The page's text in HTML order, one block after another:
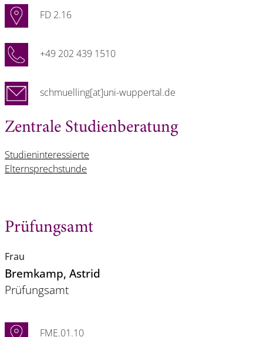
FD 2.16
+49 202 439 1510
schmuelling[at]uni-wuppertal.de
Zentrale Studienberatung
Studieninteressierte
Elternsprechstunde
Prüfungsamt
Frau
Bremkamp, Astrid
Prüfungsamt
FME.01.10